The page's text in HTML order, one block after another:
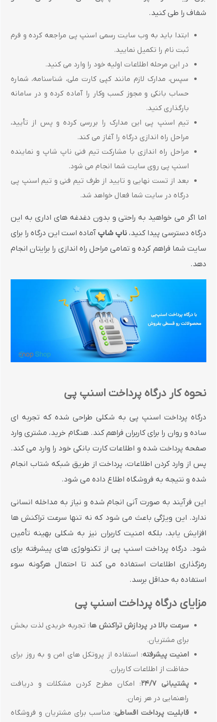
شفاف را طی کنید.
ابتدا باید به وب سایت رسمی اسنپ پی مراجعه کرده و فرم
ثبت نام را تکمیل نمایید.
در این مرحله اطلاعات اولیه خود را وارد می کنید.
سپس، مدارک لازم مانند کپی کارت ملی، شناسنامه، شماره
حساب بانکی و مجوز کسب وکار را آماده کرده و در سامانه
بارگذاری کنید.
تیم اسنپ پی این مدارک را بررسی کرده و پس از تأیید،
مراحل راه اندازی درگاه را آغاز می کند.
مراحل راه اندازی با مشارکت تیم فنی ناپ شاپ و نماینده
اسنپ پی روی سایت شما انجام می شود.
بعد از تست نهایی و تایید از طرف تیم فنی و تیم اسنپ پی
درگاه در سایت شما فعال خواهد شد.
اما اگر می خواهید به راحتی و بدون دغدغه های اداری به این
درگاه دسترسی پیدا کنید، ناپ شاپ آماده است این درگاه را برای
سایت شما فراهم کرده و تمامی مراحل راه اندازی را برایتان انجام
دهد.
نحوه کار درگاه پرداخت اسنپ پی
درگاه پرداخت اسنپ پی به شکلی طراحی شده که تجربه ای
ساده و روان را برای کاربران فراهم کند. هنگام خرید، مشتری وارد
صفحه پرداخت شده و اطلاعات کارت بانکی خود را وارد می کند.
پس از وارد کردن اطلاعات، پرداخت از طریق شبکه شتاب انجام
شده و نتیجه به فروشگاه اطلاع داده می شود.
این فرآیند به صورت آنی انجام شده و نیاز به مداخله انسانی
ندارد. این ویژگی باعث می شود که نه تنها سرعت تراکنش ها
افزایش یابد، بلکه امنیت کاربران نیز به شکلی بهینه تأمین
شود. درگاه پرداخت اسنپ پی از تکنولوژی های پیشرفته برای
رمزگذاری اطلاعات استفاده می کند تا احتمال هرگونه سوء
استفاده به حداقل برسد.
مزایای درگاه پرداخت اسنپ پی
سرعت بالا در پردازش تراکنش ها: تجربه خریدی لذت بخش
برای مشتریان.
امنیت پیشرفته: استفاده از پروتکل های امن و به روز برای
حفاظت از اطلاعات کاربران.
پشتیبانی 24/7
: امکان مطرح کردن مشکلات و دریافت
راهنمایی در هر زمان.
قابلیت پرداخت اقساطی: مناسب برای مشتریان و فروشگاه